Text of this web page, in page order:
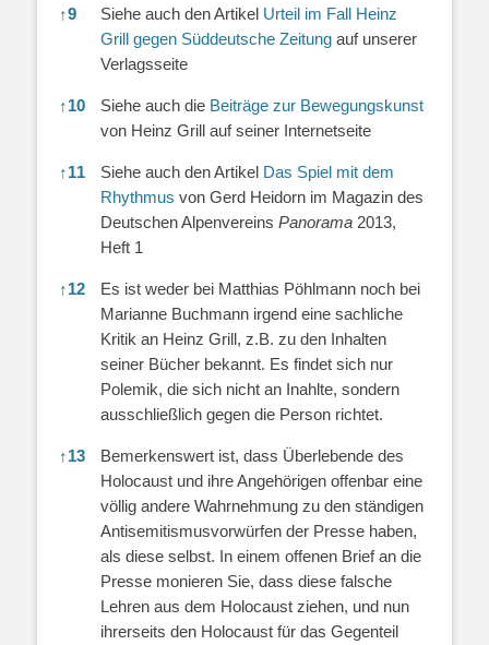
↑9 Siehe auch den Artikel Urteil im Fall Heinz
Grill gegen Süddeutsche Zeitung auf unserer
Verlagsseite
↑10 Siehe auch die Beiträge zur Bewegungskunst
von Heinz Grill auf seiner Internetseite
↑11 Siehe auch den Artikel Das Spiel mit dem
Rhythmus von Gerd Heidorn im Magazin des
Deutschen Alpenvereins Panorama 2013,
Heft 1
↑12
Es ist weder bei Matthias Pöhlmann noch bei
Marianne Buchmann irgend eine sachliche
Kritik an Heinz Grill, z.B. zu den Inhalten
seiner Bücher bekannt. Es findet sich nur
Polemik, die sich nicht an Inahlte, sondern
ausschließlich gegen die Person richtet.
↑13
Bemerkenswert ist, dass Überlebende des
Holocaust und ihre Angehörigen offenbar eine
völlig andere Wahrnehmung zu den ständigen
Antisemitismusvorwürfen der Presse haben,
als diese selbst. In einem offenen Brief an die
Presse monieren Sie, dass diese falsche
Lehren aus dem Holocaust ziehen, und nun
ihrerseits den Holocaust für das Gegenteil